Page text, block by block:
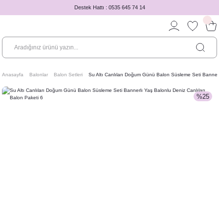
Destek Hattı : 0535 645 74 14
Anasayfa Balonlar Balon Setleri Su Altı Canlıları Doğum Günü Balon Süsleme Seti
%25